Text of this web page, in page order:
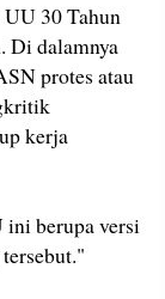
30 Tahun
Di dalamnya
protes atau
kerja
ini berupa versi